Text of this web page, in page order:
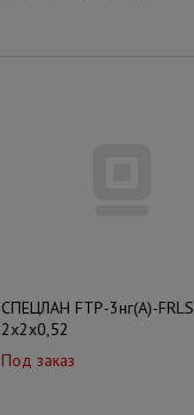
СПЕЦЛАН FTP-3нг(А)-FRLS
2х2х0,52
Под заказ